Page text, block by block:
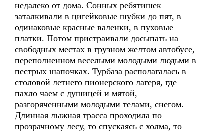
недалеко от дома. Сонных ребятишек
заталкивали в цигейковые шубки до пят, в
одинаковые красные валенки, в пуховые
платки. Потом пристраивали досыпать на
свободных местах в грузном желтом автобусе,
переполненном веселыми молодыми людьми в
пестрых шапочках. Турбаза располагалась в
столовой летнего пионерского лагеря, где
пахло чаем с душицей и мятой,
разгоряченными молодыми телами, снегом.
Длинная лыжная трасса проходила по
прозрачному лесу, то спускаясь с холма, то